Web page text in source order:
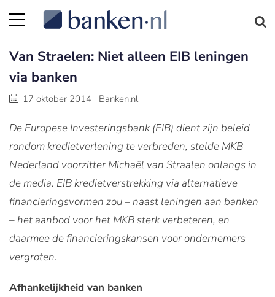
Van Straelen: Niet alleen EIB leningen
via banken
17 oktober 2014 Banken.nl
De Europese Investeringsbank (EIB) dient zijn beleid
rondom kredietverlening te verbreden, stelde MKB
Nederland voorzitter Michaël van Straalen onlangs in
de media. EIB kredietverstrekking via alternatieve
financieringsvormen zou – naast leningen aan banken
– het aanbod voor het MKB sterk verbeteren, en
daarmee de financieringskansen voor ondernemers
vergroten.
Afhankelijkheid van banken